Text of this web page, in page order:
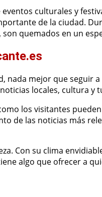
culturales y
de la ciudad.
quemados en un
nada mejor que seguir a
locales, cultura y
los visitantes
de las noticias más
Con su clima
algo que ofrecer a